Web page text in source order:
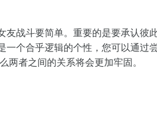
友战斗要简单。重要的是要承认彼
一个合乎逻辑的个性，您可以通过
两者之间的关系将会更加牢固。